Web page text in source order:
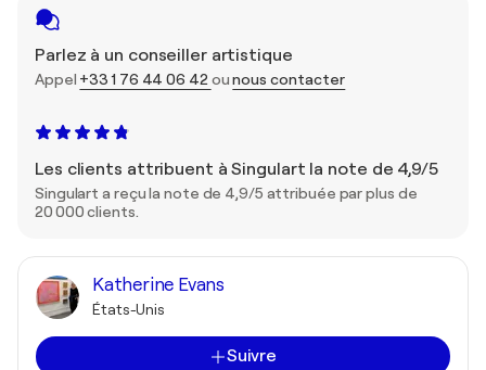
Parlez à un conseiller artistique
Appel +33 1 76 44 06 42 ounous contacter
Les clients attribuent à Singulart la note de 4,9/5
Singulart a reçu la note de 4,9/5 attribuée par plus de
20 000 clients.
Katherine Evans
États-Unis
Suivre